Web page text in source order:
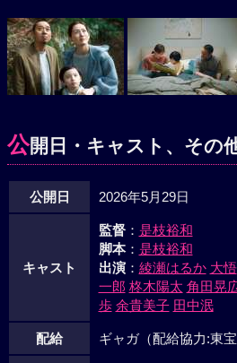
公開日・キャスト、その
公開日 2026年5月29日
キャスト
監督： 是枝裕和
脚本： 是枝裕和
出演： 綾瀬はるか 大悟
一郎 柊木陽太 角田晃
歩 余貴美子 田中泯
配給 ギャガ（配給協力:東宝